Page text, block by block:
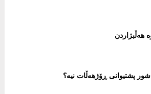
هەڵبژاردن
پشتیوانی ڕۆژهەڵات نیە؟